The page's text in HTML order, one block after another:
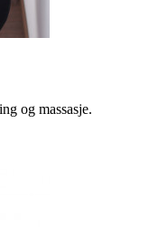
og massasje.